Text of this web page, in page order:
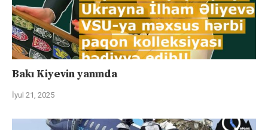
Bakı Kiyevin yanında
İyul 21, 2025